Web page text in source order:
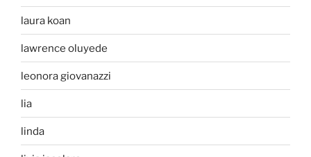
laura koan
lawrence oluyede
leonora giovanazzi
lia
linda